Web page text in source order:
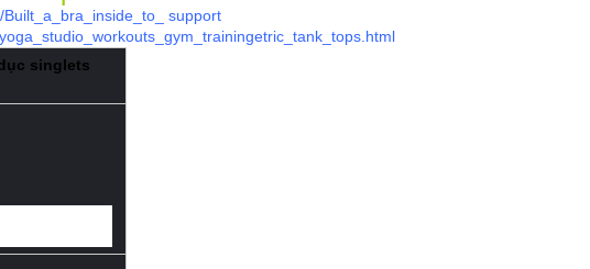
support
singlets